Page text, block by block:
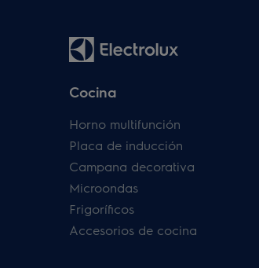
Cocina
Horno multifunción
Placa de inducción
Campana decorativa
Microondas
Frigoríficos
Accesorios de cocina